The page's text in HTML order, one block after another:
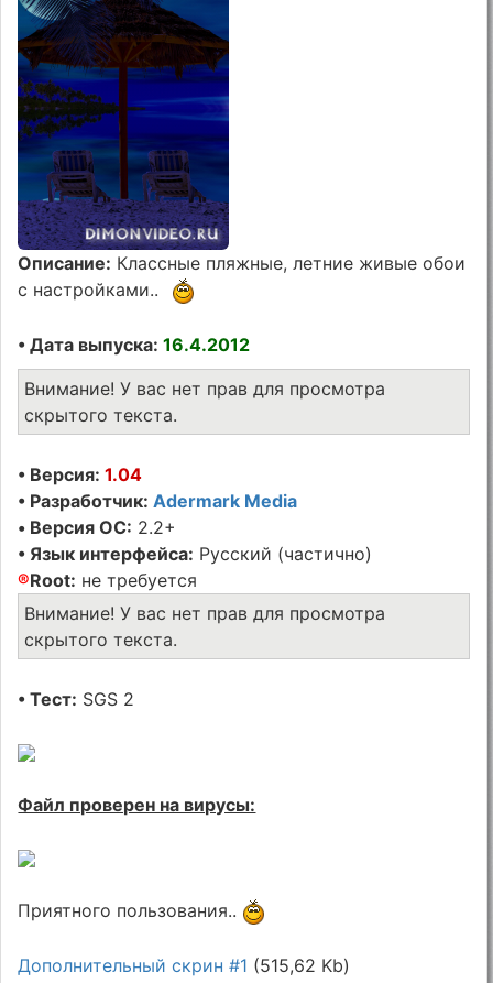
Описание: Классные пляжные, летние живые обои
с настройками..
• Дата выпуска:16.4.2012
Внимание! У вас нет прав для просмотра
скрытого текста.
• Версия:1.04
• Разработчик:Adermark Media
• Версия ОС: 2.2+
• Язык интерфейса: Русский (частично)
®Root: не требуется
Внимание! У вас нет прав для просмотра
скрытого текста.
• Тест: SGS 2
Файл проверен на вирусы:
Приятного пользования..
Дополнительный скрин #1 (515,62 Kb)